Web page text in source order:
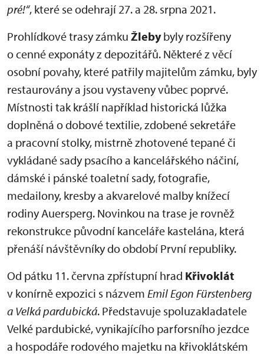
pré!“, které se odehrají 27. a 28. srpna 2021.
Prohlídkové trasy zámku Žlebybyly rozšířeny
o cenné exponáty z depozitářů. Některé z věcí
osobní povahy, které patřily majitelům zámku, byly
restaurovány a jsou vystaveny vůbec poprvé.
Místnosti tak krášlí například historická lůžka
doplněná o dobové textilie, zdobené sekretáře
a pracovní stolky, mistrně zhotovené tepané či
vykládané sady psacího a kancelářského náčiní,
dámské i pánské toaletní sady, fotografie,
medailony, kresby a akvarelové malby knížecí
rodiny Auersperg. Novinkou na trase je rovněž
rekonstrukce původní kanceláře kastelána, která
přenáší návštěvníky do období První republiky.
Od pátku 11. června zpřístupní hrad Křivoklát
v konírně expozici s názvem Emil Egon Fürstenberg
a Velká pardubická. Představuje spoluzakladatele
Velké pardubické, vynikajícího parforsního jezdce
a hospodáře rodového majetku na křivoklátském